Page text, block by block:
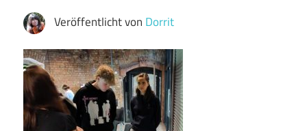
Veröffentlicht von Dorrit